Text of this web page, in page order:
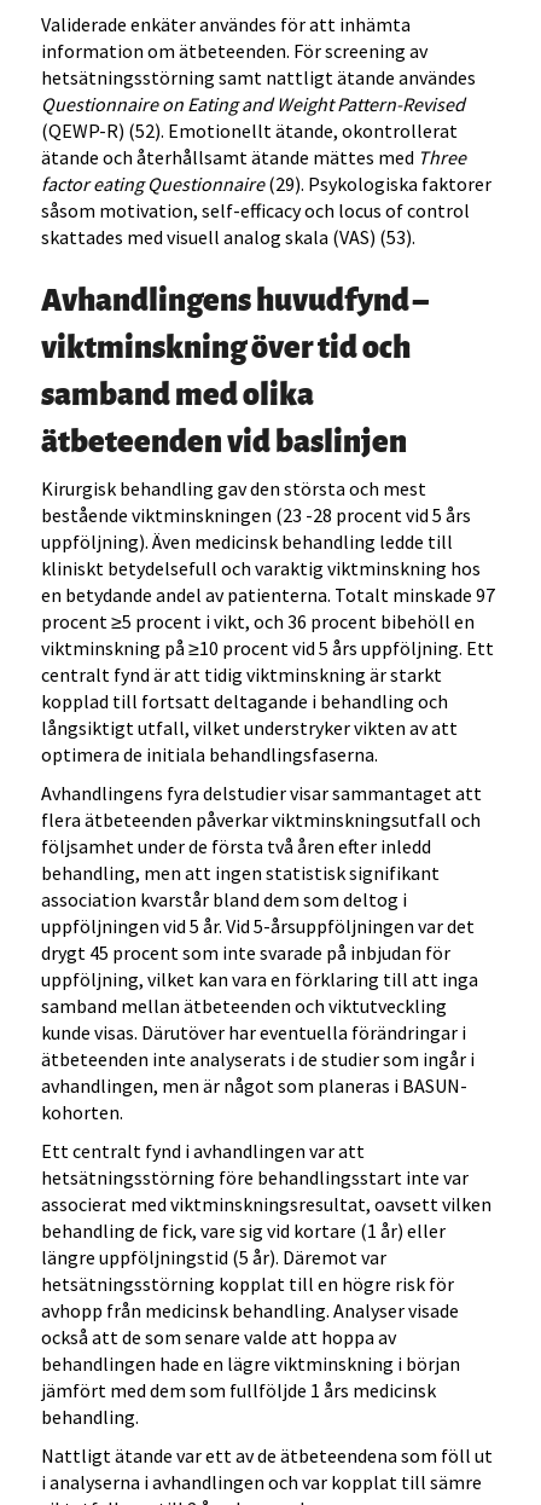
Validerade enkäter användes för att inhämta
information om ätbeteenden. För screening av
hetsätningsstörning samt nattligt ätande användes
Questionnaire on Eating and Weight Pattern-Revised
(QEWP-R) (52). Emotionellt ätande, okontrollerat
ätande och återhållsamt ätande mättes med Three
factor eating Questionnaire(29). Psykologiska faktorer
såsom motivation, self-efficacy och locus of control
skattades med visuell analog skala (VAS) (53).
Avhandlingens huvudfynd –
viktminskning över tid och
samband med olika
ätbeteenden vid baslinjen
Kirurgisk behandling gav den största och mest
bestående viktminskningen (23 -28 procent vid 5 års
uppföljning). Även medicinsk behandling ledde till
kliniskt betydelsefull och varaktig viktminskning hos
en betydande andel av patienterna. Totalt minskade 97
procent ≥5 procent i vikt, och 36 procent bibehöll en
viktminskning på ≥10 procent vid 5 års uppföljning. Ett
centralt fynd är att tidig viktminskning är starkt
kopplad till fortsatt deltagande i behandling och
långsiktigt utfall, vilket understryker vikten av att
optimera de initiala behandlingsfaserna.
Avhandlingens fyra delstudier visar sammantaget att
flera ätbeteenden påverkar viktminskningsutfall och
följsamhet under de första två åren efter inledd
behandling, men att ingen statistisk signifikant
association kvarstår bland dem som deltog i
uppföljningen vid 5 år. Vid 5-årsuppföljningen var det
drygt 45 procent som inte svarade på inbjudan för
uppföljning, vilket kan vara en förklaring till att inga
samband mellan ätbeteenden och viktutveckling
kunde visas. Därutöver har eventuella förändringar i
ätbeteenden inte analyserats i de studier som ingår i
avhandlingen, men är något som planeras i BASUN-
kohorten.
Ett centralt fynd i avhandlingen var att
hetsätningsstörning före behandlingsstart inte var
associerat med viktminskningsresultat, oavsett vilken
behandling de fick, vare sig vid kortare (1 år) eller
längre uppföljningstid (5 år). Däremot var
hetsätningsstörning kopplat till en högre risk för
avhopp från medicinsk behandling. Analyser visade
också att de som senare valde att hoppa av
behandlingen hade en lägre viktminskning i början
jämfört med dem som fullföljde 1 års medicinsk
behandling.
Nattligt ätande var ett av de ätbeteendena som föll ut
i analyserna i avhandlingen och var kopplat till sämre